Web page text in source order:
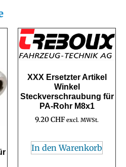
XXX Ersetzter Artikel
Winkel
Steckverschraubung für
PA-Rohr M8x1
9.20CHF excl. MWSt.
In den Warenkorb